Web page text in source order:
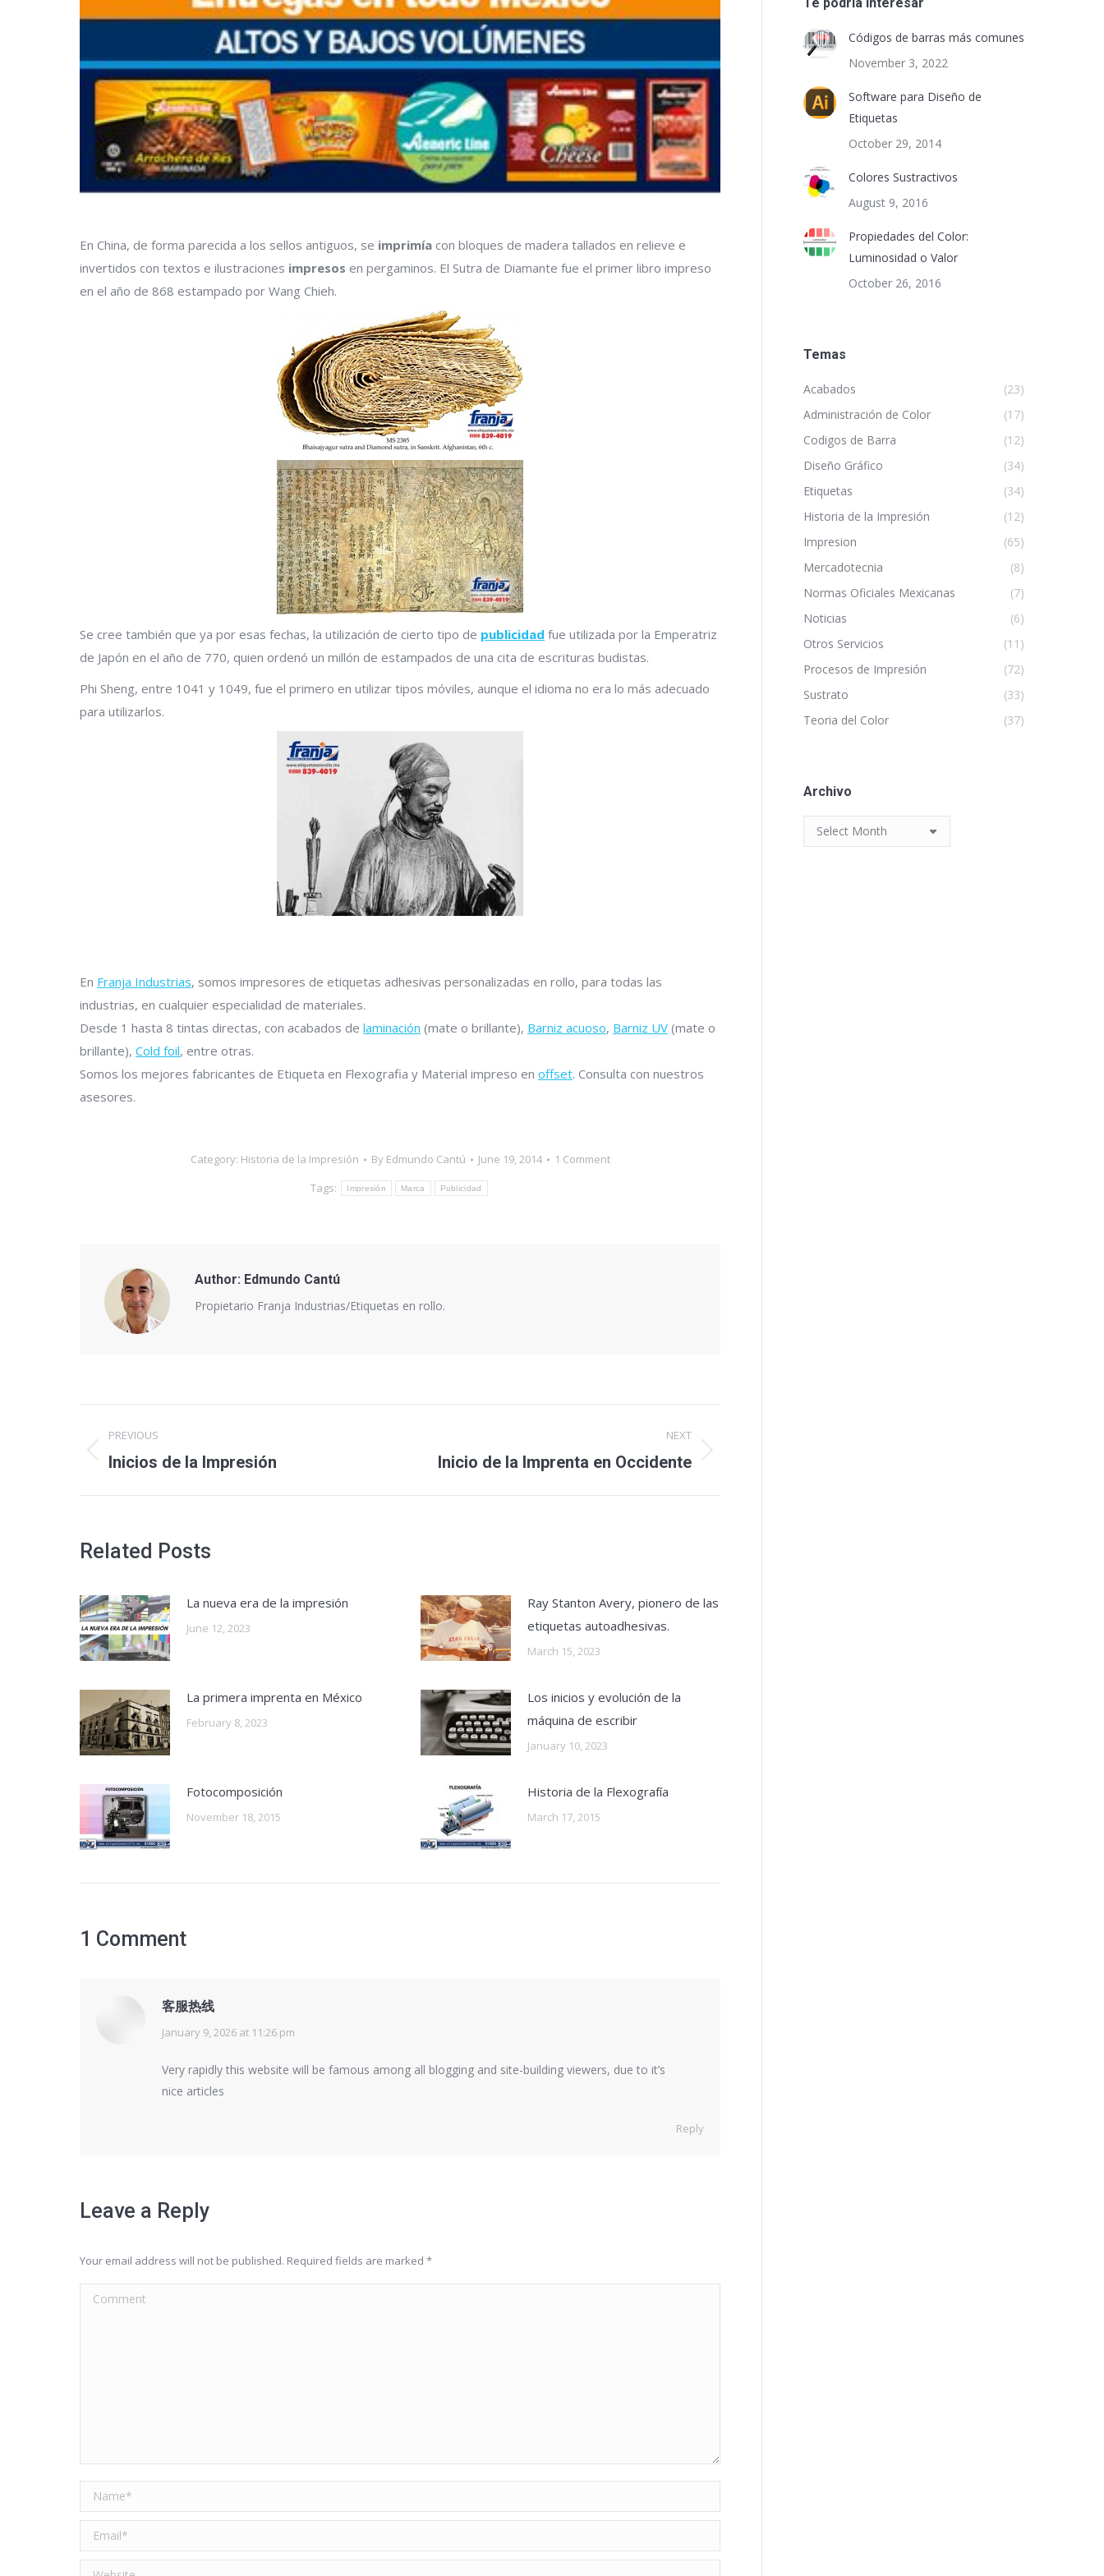
En China, de forma parecida a los sellos antiguos, se imprimía con bloques de madera tallados en relieve e
invertidos con textos e ilustraciones impresos en pergaminos. El Sutra de Diamante fue el primer libro impreso
en el año de 868 estampado por Wang Chieh.
Se cree también que ya por esas fechas, la utilización de cierto tipo de publicidad fue utilizada por la Emperatriz
de Japón en el año de 770, quien ordenó un millón de estampados de una cita de escrituras budistas.
Phi Sheng, entre 1041 y 1049, fue el primero en utilizar tipos móviles, aunque el idioma no era lo más adecuado
para utilizarlos.
En Franja Industrias, somos impresores de etiquetas adhesivas personalizadas en rollo, para todas las
industrias, en cualquier especialidad de materiales.
Desde 1 hasta 8 tintas directas, con acabados de laminación (mate o brillante), Barniz acuoso, Barniz UV (mate o
brillante), Cold foil, entre otras.
Somos los mejores fabricantes de Etiqueta en Flexografia y Material impreso en offset. Consulta con nuestros
asesores.
Category: Historia de la Impresión By Edmundo Cantú June 19, 2014
1 Comment
Tags:
Impresión Marca Publicidad
Author: Edmundo Cantú
Propietario Franja Industrias/Etiquetas en rollo.
navigation
PREVIOUS
Previous
Inicios de la Impresión
NEXT
Next
Inicio de la Imprenta en Occidente
Related Posts
La nueva era de la impresión
June 12, 2023
Ray Stanton Avery, pionero de las
etiquetas autoadhesivas.
March 15, 2023
La primera imprenta en México
February 8, 2023
Los inicios y evolución de la
máquina de escribir
January 10, 2023
Fotocomposición
November 18, 2015
Historia de la Flexografía
March 17, 2015
1 Comment
客服热线
says:
January 9, 2026 at 11:26 pm
Very rapidly this website will be famous among all blogging and site-building viewers, due to it’s
nice articles
Reply
Leave a Reply
Your email address will not be published. Required fields are marked *
Comment
Name *
Email *
Website
Códigos de barras más comunes
November 3, 2022
Software para Diseño de
Etiquetas
October 29, 2014
Colores Sustractivos
August 9, 2016
Propiedades del Color:
Luminosidad o Valor
October 26, 2016
Temas
Acabados
(23)
Administración de Color
(17)
Codigos de Barra
(12)
Diseño Gráfico
(34)
Etiquetas
(34)
Historia de la Impresión
(12)
Impresion
(65)
Mercadotecnia
(8)
Normas Oficiales Mexicanas
(7)
Noticias
(6)
Otros Servicios
(11)
Procesos de Impresión
(72)
Sustrato
(33)
Teoria del Color
(37)
Archivo
Archivo